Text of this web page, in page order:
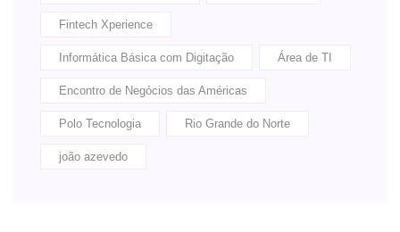
Fintech Xperience
Informática Básica com Digitação Área de TI
Encontro de Negócios das Américas
Polo Tecnologia Rio Grande do Norte
joão azevedo